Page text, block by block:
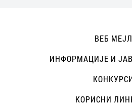
ВЕБ МЕЈЛ
ИНФОРМАЦИЈЕ И
КОРИСНИ